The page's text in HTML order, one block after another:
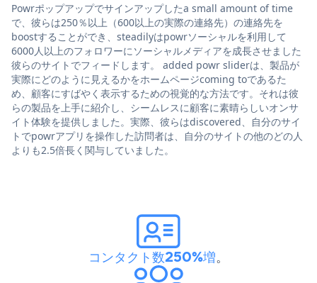
Powrポップアップでサインアップしたa small amount of time
で、彼らは250％以上（600以上の実際の連絡先）の連絡先を
boostすることができ、steadilyはpowrソーシャルを利用して
6000人以上のフォロワーにソーシャルメディアを成長させました
彼らのサイトでフィードします。 added powr sliderは、製品が
実際にどのように見えるかをホームページcoming toであるた
め、顧客にすばやく表示するための視覚的な方法です。それは彼
らの製品を上手に紹介し、シームレスに顧客に素晴らしいオンサ
イト体験を提供しました。実際、彼らはdiscovered、自分のサイ
トでpowrアプリを操作した訪問者は、自分のサイトの他のどの人
よりも2.5倍長く関与していました。
コンタクト数250%増。